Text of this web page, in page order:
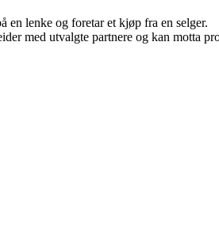
lenke og foretar et kjøp fra en selger.
med utvalgte partnere og kan motta